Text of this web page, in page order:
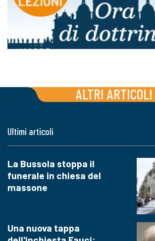
ALTRI ARTICOLI
Ultimi articoli
La Bussola stoppa il
funerale in chiesa del
massone
Una nuova tappa